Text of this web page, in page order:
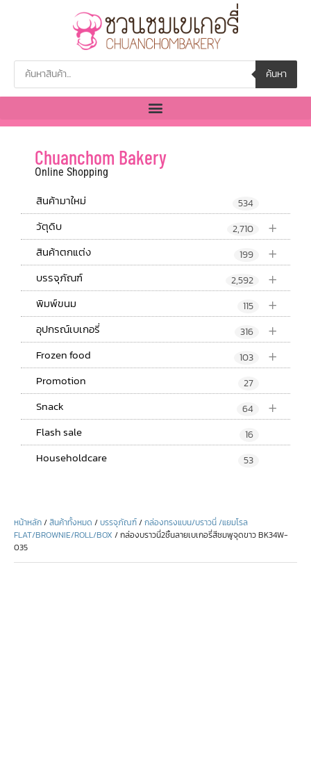
ค้นหา
Chuanchom Bakery
Online Shopping
สินค้ามาใหม่ 534
+
วัตุดิบ 2,710
+
สินค้าตกแต่ง 199
+
บรรจุภัณฑ์ 2,592
+
พิมพ์ขนม 115
+
อุปกรณ์เบเกอรี่ 316
+
Frozen food 103
Promotion 27
+
Snack 64
Flash sale 16
Householdcare 53
หน้าหลัก/สินค้าทั้งหมด /บรรจุภัณฑ์/กล่องทรงแบน/บราวนี่ /แยมโรล
FLAT/BROWNIE/ROLL/BOX / กล่องบราวนี่2ชิ้นลายเบเกอรี่สีชมพูจุดขาว BK34W-
035